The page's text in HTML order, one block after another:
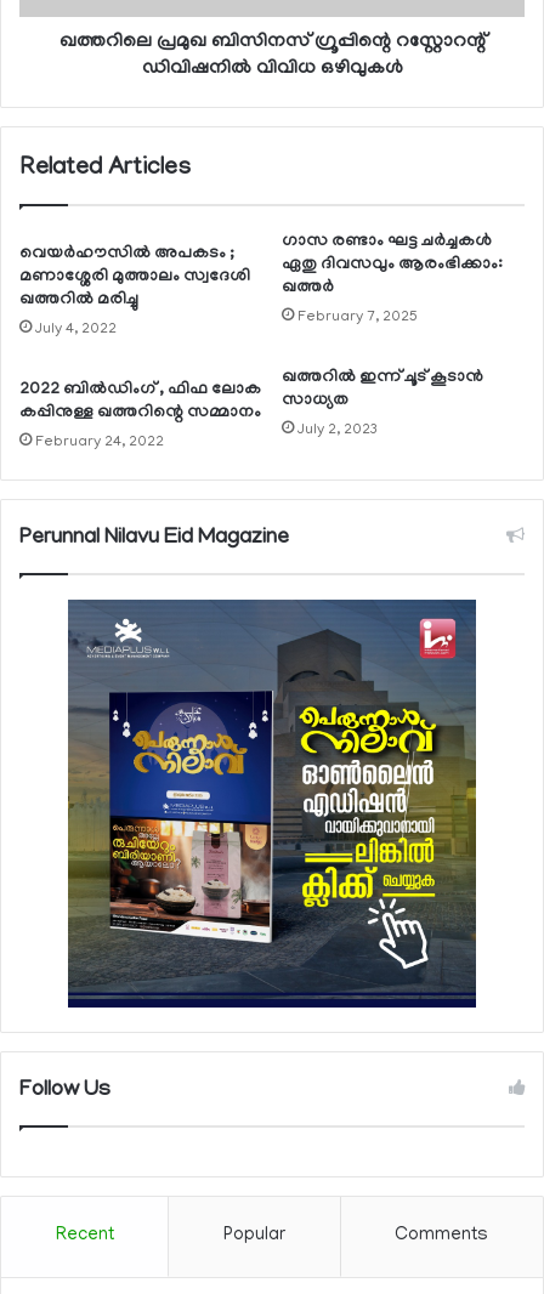
ഖത്തറിലെ പ്രമുഖ ബിസിനസ് ഗ്രൂപ്പിന്റെ റസ്റ്റോറന്റ്
ഡിവിഷനില്‍ വിവിധ ഒഴിവുകള്‍
Related Articles
വെയർഹൗസിൽ അപകടം ;
മണാശ്ശേരി മുത്താലം സ്വദേശി
ഖത്തറിൽ മരിച്ചു
July 4, 2022
ഗാസ രണ്ടാം ഘട്ട ചര്‍ച്ചകള്‍
ഏതു ദിവസവും ആരംഭിക്കാം:
ഖത്തര്‍
February 7, 2025
2022 ബില്‍ഡിംഗ് , ഫിഫ ലോക
കപ്പിനുള്ള ഖത്തറിന്റെ സമ്മാനം
February 24, 2022
ഖത്തറില്‍ ഇന്ന് ചൂട് കൂടാന്‍
സാധ്യത
July 2, 2023
Perunnal Nilavu Eid Magazine
Follow Us
Recent Popular Comments